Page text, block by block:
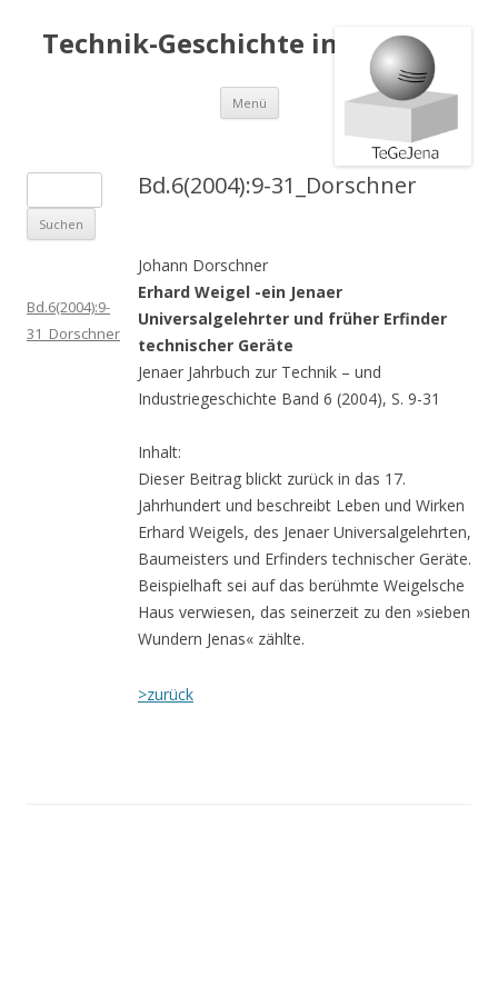
Technik-Geschichte in Jena e.V.
Menü Springe
Inhalt
Bd.6(2004):9-31_Dorschner
Johann Dorschner
Erhard Weigel -ein Jenaer
Universalgelehrter und früher Erfinder
technischer Geräte
Jenaer Jahrbuch zur Technik – und
Industriegeschichte Band 6 (2004), S. 9-31
Inhalt:
Dieser Beitrag blickt zurück in das 17.
Jahrhundert und beschreibt Leben und Wirken
Erhard Weigels, des Jenaer Universalgelehrten,
Baumeisters und Erfinders technischer Geräte.
Beispielhaft sei auf das berühmte Weigelsche
Haus verwiesen, das seinerzeit zu den »sieben
Wundern Jenas« zählte.
>zurück
u
c
n
a
Bd.6(2004):9-
31_Dorschner